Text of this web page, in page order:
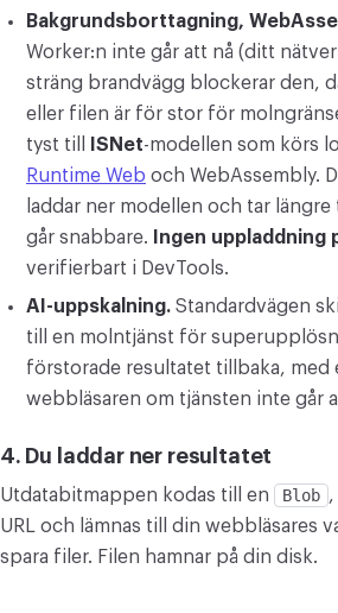
Bakgrundsborttagning,
Worker:n inte går att nå (ditt
sträng brandvägg blockerar den,
eller filen är för stor för
tyst till
ISNet-modellen som körs
Runtime Web och WebAssembly.
laddar ner modellen och tar
går snabbare.
Ingen uppladdning
verifierbart i DevTools.
AI-uppskalning. Standardvägen
till en molntjänst för
förstorade resultatet tillbaka, med
webbläsaren om tjänsten inte går
4. Du laddar ner resultatet
Utdatabitmappen kodas till en Blob ,
URL och lämnas till din webbläsares
spara filer. Filen hamnar på din disk.